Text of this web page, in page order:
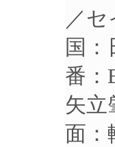
／
国
番：
矢立
面：